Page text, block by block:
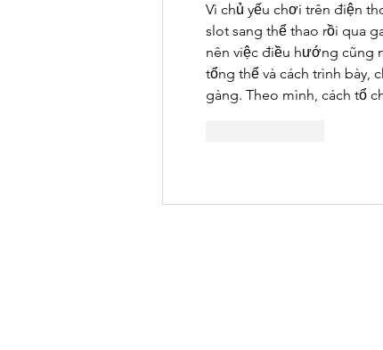
Vì chủ yếu chơi trên điện
slot sang thể thao rồi qua
nên việc điều hướng cũng
tổng thể và cách trình bày,
gàng. Theo mình, cách tổ